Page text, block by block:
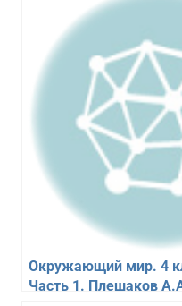
Окружающий мир. 4
Часть 1. Плешаков